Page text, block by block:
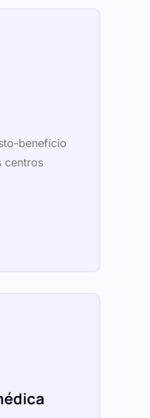
benefício
centros